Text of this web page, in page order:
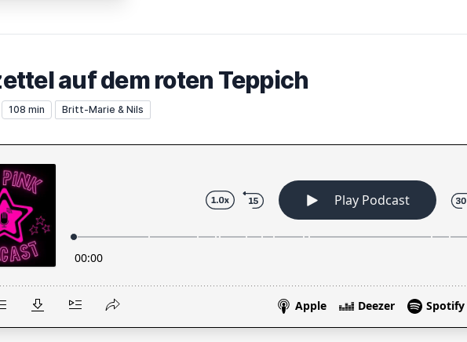
auf dem roten Teppich
108 min Britt-Marie & Nils